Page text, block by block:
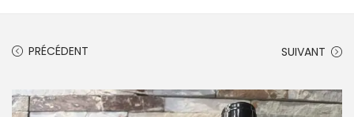
PRÉCÉDENT SUIVANT